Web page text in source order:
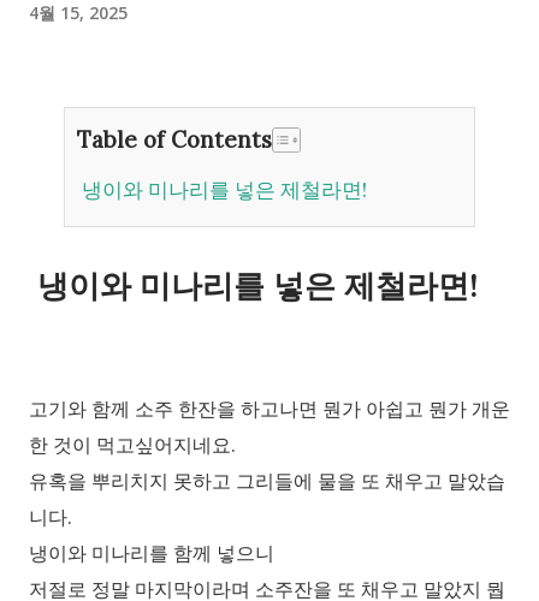
4월 15, 2025
Table of Contents
냉이와 미나리를 넣은 제철라면!
냉이와 미나리를 넣은 제철라면!
고기와 함께 소주 한잔을 하고나면 뭔가 아쉽고 뭔가 개운
한 것이 먹고싶어지네요.
유혹을 뿌리치지 못하고 그리들에 물을 또 채우고 말았습
니다.
냉이와 미나리를 함께 넣으니
저절로 정말 마지막이라며 소주잔을 또 채우고 말았지 뭡